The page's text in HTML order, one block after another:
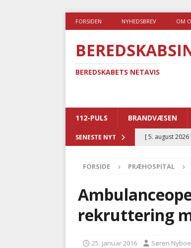
FORSIDEN NYHEDSBREV OM
BEREDSKABETS NETAVIS
112-PULS BRANDVÆSEN
SENESTE NYT [ 5. august 2026
[ 5. august
BRANDVÆSEN
[ 4. august 2026
kriminalitet
FORSIDE PRÆHOSPITAL
rekruttering
25. januar 2016 Søren